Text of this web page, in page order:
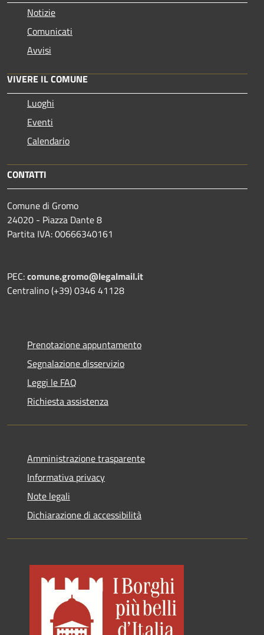
Notizie
Comunicati
Avvisi
VIVERE IL COMUNE
Luoghi
Eventi
Calendario
CONTATTI
Comune di Gromo
24020 - Piazza Dante 8
Partita IVA: 00666340161
PEC:comune.gromo@legalmail.it
Centralino (+39) 0346 41128
Prenotazione appuntamento
Segnalazione disservizio
Leggi le FAQ
Richiesta assistenza
Amministrazione trasparente
Informativa privacy
Note legali
Dichiarazione di accessibilità